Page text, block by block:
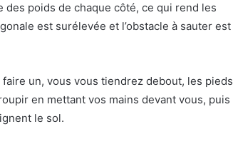
poids de chaque côté, ce qui rend les
est surélevée et l’obstacle à sauter est
un, vous vous tiendrez debout, les pieds
en mettant vos mains devant vous, puis
le sol.